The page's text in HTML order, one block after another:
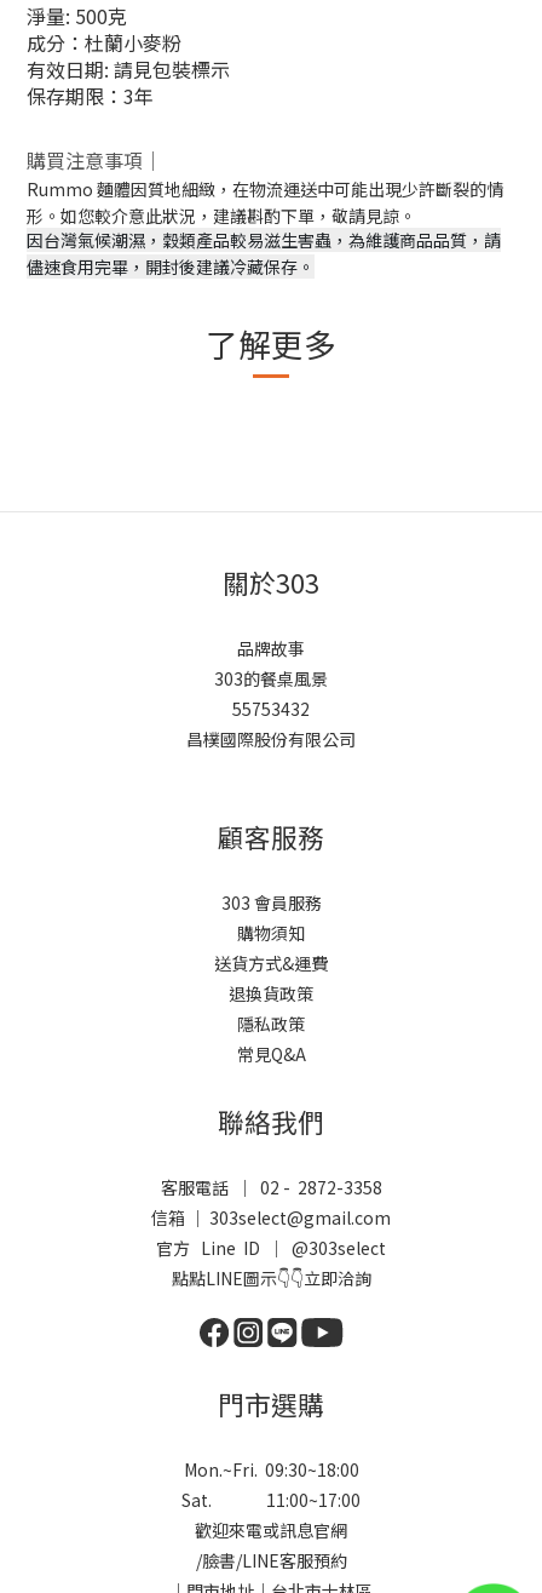
淨量: 500克
成分：杜蘭小麥粉
有效日期: 請見包裝標示
保存期限：3年
購買注意事項｜
Rummo 麵體因質地細緻，在物流運送中可能出現少許斷裂的情
形。如您較介意此狀況，建議斟酌下單，敬請見諒。
因台灣氣候潮濕，穀類產品較易滋生害蟲，為維護商品品質，請
儘速食用完畢，開封後建議冷藏保存。
了解更多
關於303
品牌故事
303的餐桌風景
55753432
昌樸國際股份有限公司
顧客服務
303 會員服務
購物須知
送貨方式&運費
退換貨政策
隱私政策
常見Q&A
聯絡我們
客服電話 ｜ 02 - 2872-3358
信箱 ｜ 303select@gmail.com
官方 Line ID ｜ @303select
點點LINE圖示👇👇立即洽詢
門市選購
Mon.~Fri. 09:30~18:00
Sat. 11:00~17:00
歡迎來電或訊息官網
/臉書/LINE客服預約